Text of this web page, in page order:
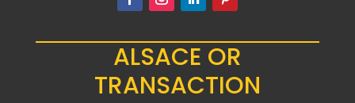
ALSACE OR
TRANSACTION